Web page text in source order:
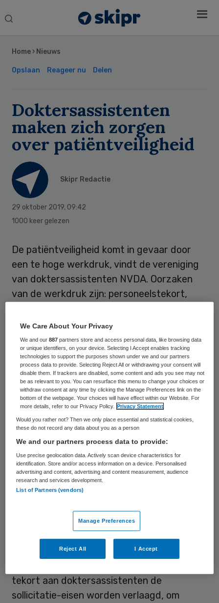
Search
Home › Nieuws
Opslaan Reageer nu Delen
Doktersassistenten
maken zich zorgen
over patiëntveiligheid
Skipr Redactie
29 oktober 2019, 09:42
1000 keer gelezen
De patiëntveiligheid komt in gevaar door
een te hoge werkdruk, vindt de vereniging
van doktersassistenten NVDA. Oorzaken
van de werkdruk zijn: personeelstekort,
De Nederlandse Vereniging van
Doktersassistenten (NVDA) biedt daarom
de leden van de vaste Kamercommissie VWS
een petitie aan. De politiek moet “passende
maatregelen nemen”, zoals het verbeteren
van de aantrekkelijkheid van het beroep,
financiële ruimte voor meer ondersteunend
doktersassistenten en triagisten.
Lagere eisen
haar leden die wijzen op een gevaar voor de
patiëntveiligheid. De NVDA wil dit voor zijn
en met met de politiek werken aan
tekort aan doktersassistenten de
sollicitatie-eisen worden verlaagd, om
Sidebar
We Care About Your Privacy
We and our887 partners store and access personal data, like browsing data
or unique identifiers, on your device. Selecting I Accept enables tracking
technologies to support the purposes shown under we and our partners
process data to provide. Selecting Reject All or withdrawing your consent will
disable them. If trackers are disabled, some content and ads you see may not
be as relevant to you. You can resurface this menu to change your choices or
withdraw consent at any time by clicking the Manage Preferences link on the
bottom of the webpage. Your choices will have effect within our Website. For
more details, refer to our Privacy Policy.
Privacy Statement
Would you rather not? Then we only place essential and statistical cookies,
these do not record any data about you as a person
We and our partners process data to provide:
Use precise geolocation data. Actively scan device characteristics for
identification. Store and/or access information on a device. Personalised
advertising and content, advertising and content measurement, audience
research and services development.
List of Partners (vendors)
Manage Preferences
Reject All I Accept